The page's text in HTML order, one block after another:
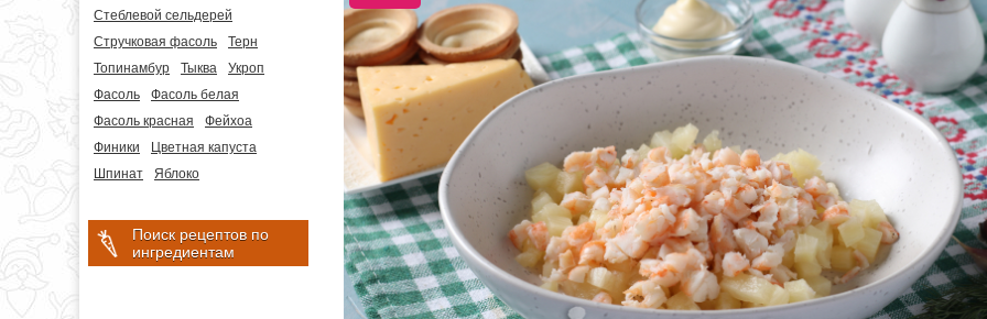
Стеблевой сельдерей
Стручковая фасоль
Терн
Топинамбур
Тыква
Укроп
Фасоль
Фасоль белая
Фасоль красная
Фейхоа
Финики
Цветная капуста
Шпинат
Яблоко
Поиск рецептов по
ингредиентам